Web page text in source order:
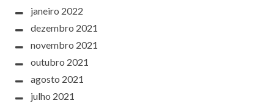
janeiro 2022
dezembro 2021
novembro 2021
outubro 2021
agosto 2021
julho 2021